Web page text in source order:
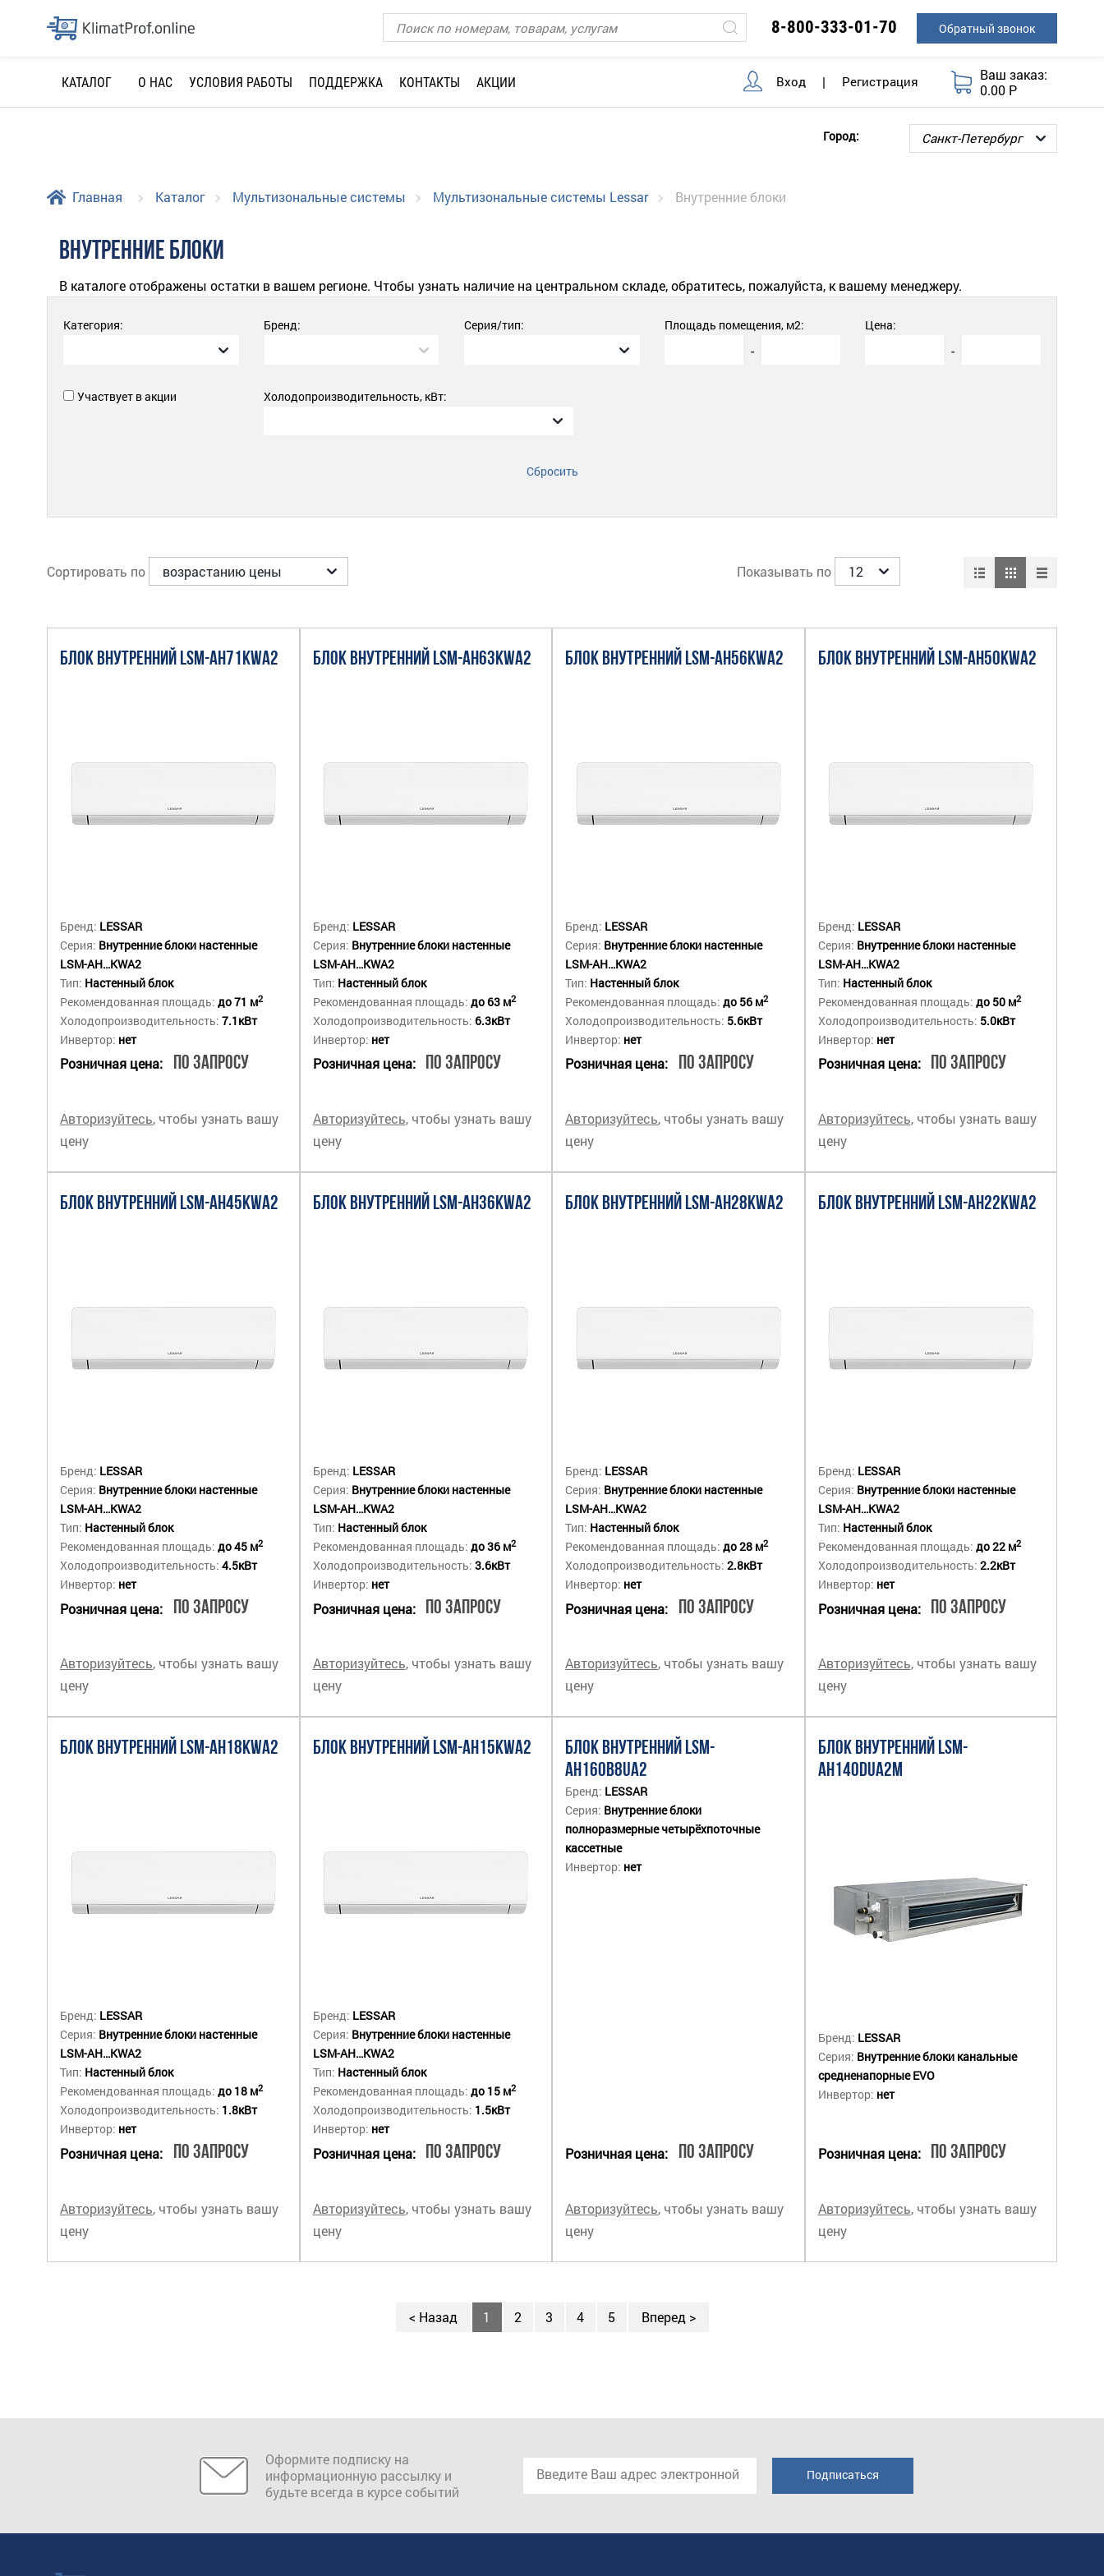
8-800-333-01-70 Обратный звонок
КАТАЛОГ О НАС УСЛОВИЯ РАБОТЫ ПОДДЕРЖКА КОНТАКТЫ АКЦИИ Вход | Регистрация
Ваш заказ:
0.00 Р
Город:
Главная Каталог Мультизональные системы Мультизональные системы Lessar Внутренние блоки
ВНУТРЕННИЕ БЛОКИ
В каталоге отображены остатки в вашем регионе. Чтобы узнать наличие на центральном складе, обратитесь, пожалуйста, к вашему менеджеру.
Категория: Бренд: Серия/тип: Площадь помещения, м2:
-
Цена:
-
Участвует в акции Холодопроизводительность, кВт:
Сбросить
Сортировать по Показывать по
БЛОК ВНУТРЕННИЙ LSM-AH71KWA2
Бренд: LESSAR
Серия: Внутренние блоки настенные
LSM-AH…KWA2
Тип: Настенный блок
Рекомендованная площадь: до 71 м2
Холодопроизводительность: 7.1кВт
Инвертор: нет
Розничная цена: По запросу
Авторизуйтесь, чтобы узнать вашу
цену
БЛОК ВНУТРЕННИЙ LSM-AH63KWA2
Бренд: LESSAR
Серия: Внутренние блоки настенные
LSM-AH…KWA2
Тип: Настенный блок
Рекомендованная площадь: до 63 м2
Холодопроизводительность: 6.3кВт
Инвертор: нет
Розничная цена: По запросу
Авторизуйтесь, чтобы узнать вашу
цену
БЛОК ВНУТРЕННИЙ LSM-AH56KWA2
Бренд: LESSAR
Серия: Внутренние блоки настенные
LSM-AH…KWA2
Тип: Настенный блок
Рекомендованная площадь: до 56 м2
Холодопроизводительность: 5.6кВт
Инвертор: нет
Розничная цена: По запросу
Авторизуйтесь, чтобы узнать вашу
цену
БЛОК ВНУТРЕННИЙ LSM-AH50KWA2
Бренд: LESSAR
Серия: Внутренние блоки настенные
LSM-AH…KWA2
Тип: Настенный блок
Рекомендованная площадь: до 50 м2
Холодопроизводительность: 5.0кВт
Инвертор: нет
Розничная цена: По запросу
Авторизуйтесь, чтобы узнать вашу
цену
БЛОК ВНУТРЕННИЙ LSM-AH45KWA2
Бренд: LESSAR
Серия: Внутренние блоки настенные
LSM-AH…KWA2
Тип: Настенный блок
Рекомендованная площадь: до 45 м2
Холодопроизводительность: 4.5кВт
Инвертор: нет
Розничная цена: По запросу
Авторизуйтесь, чтобы узнать вашу
цену
БЛОК ВНУТРЕННИЙ LSM-AH36KWA2
Бренд: LESSAR
Серия: Внутренние блоки настенные
LSM-AH…KWA2
Тип: Настенный блок
Рекомендованная площадь: до 36 м2
Холодопроизводительность: 3.6кВт
Инвертор: нет
Розничная цена: По запросу
Авторизуйтесь, чтобы узнать вашу
цену
БЛОК ВНУТРЕННИЙ LSM-AH28KWA2
Бренд: LESSAR
Серия: Внутренние блоки настенные
LSM-AH…KWA2
Тип: Настенный блок
Рекомендованная площадь: до 28 м2
Холодопроизводительность: 2.8кВт
Инвертор: нет
Розничная цена: По запросу
Авторизуйтесь, чтобы узнать вашу
цену
БЛОК ВНУТРЕННИЙ LSM-AH22KWA2
Бренд: LESSAR
Серия: Внутренние блоки настенные
LSM-AH…KWA2
Тип: Настенный блок
Рекомендованная площадь: до 22 м2
Холодопроизводительность: 2.2кВт
Инвертор: нет
Розничная цена: По запросу
Авторизуйтесь, чтобы узнать вашу
цену
БЛОК ВНУТРЕННИЙ LSM-AH18KWA2
Бренд: LESSAR
Серия: Внутренние блоки настенные
LSM-AH…KWA2
Тип: Настенный блок
Рекомендованная площадь: до 18 м2
Холодопроизводительность: 1.8кВт
Инвертор: нет
Розничная цена: По запросу
Авторизуйтесь, чтобы узнать вашу
цену
БЛОК ВНУТРЕННИЙ LSM-AH15KWA2
Бренд: LESSAR
Серия: Внутренние блоки настенные
LSM-AH…KWA2
Тип: Настенный блок
Рекомендованная площадь: до 15 м2
Холодопроизводительность: 1.5кВт
Инвертор: нет
Розничная цена: По запросу
Авторизуйтесь, чтобы узнать вашу
цену
БЛОК ВНУТРЕННИЙ LSM-
AH160B8UA2
Бренд: LESSAR
Серия: Внутренние блоки
полноразмерные четырёхпоточные
кассетные
Инвертор: нет
Розничная цена: По запросу
Авторизуйтесь, чтобы узнать вашу
цену
БЛОК ВНУТРЕННИЙ LSM-
AH140DUA2M
Бренд: LESSAR
Серия: Внутренние блоки канальные
средненапорные EVO
Инвертор: нет
Розничная цена: По запросу
Авторизуйтесь, чтобы узнать вашу
цену
< Назад 1 2 3 4 5 Вперед >
Оформите подписку на
информационную рассылку и
будьте всегда в курсе событий